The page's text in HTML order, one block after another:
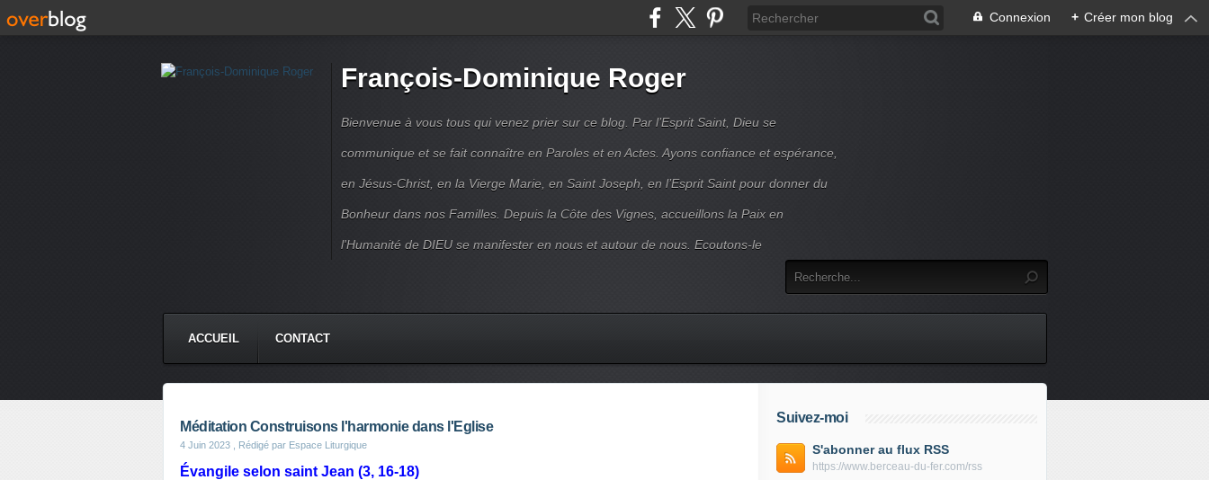
Connexion + Créer mon blog
François-Dominique Roger
Bienvenue à vous tous qui venez prier sur ce blog. Par l’Esprit Saint, Dieu se
communique et se fait connaître en Paroles et en Actes. Ayons confiance et espérance,
en Jésus-Christ, en la Vierge Marie, en Saint Joseph, en l’Esprit Saint pour donner du
Bonheur dans nos Familles. Depuis la Côte des Vignes, accueillons la Paix en
l'Humanité de DIEU se manifester en nous et autour de nous. Ecoutons-le
ACCUEIL CONTACT
Méditation Construisons l'harmonie dans l'Eglise
4 Juin 2023 , Rédigé par Espace Liturgique
Évangile selon saint Jean (3, 16-18)
Suivez-moi
S'abonner au flux RSS
https://www.berceau-du-fer.com/rss